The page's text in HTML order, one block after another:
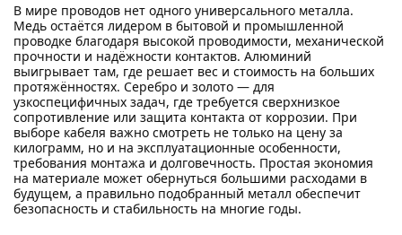
В мире проводов нет одного универсального металла.
Медь остаётся лидером в бытовой и промышленной
проводке благодаря высокой проводимости, механической
прочности и надёжности контактов. Алюминий
выигрывает там, где решает вес и стоимость на больших
протяжённостях. Серебро и золото — для
узкоспецифичных задач, где требуется сверхнизкое
сопротивление или защита контакта от коррозии. При
выборе кабеля важно смотреть не только на цену за
килограмм, но и на эксплуатационные особенности,
требования монтажа и долговечность. Простая экономия
на материале может обернуться большими расходами в
будущем, а правильно подобранный металл обеспечит
безопасность и стабильность на многие годы.